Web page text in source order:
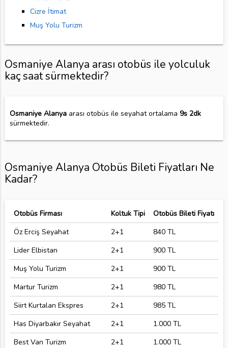
Cizre İtimat
Muş Yolu Turizm
Osmaniye Alanya arası otobüs ile yolculuk
kaç saat sürmektedir?
Osmaniye Alanyaarası otobüs ile seyahat ortalama 9s 2dk
sürmektedir.
Osmaniye Alanya Otobüs Bileti Fiyatları Ne
Kadar?
Otobüs Firması Koltuk Tipi
Otobüs Bileti Fiyatı
Öz Erciş Seyahat
2+1
840 TL
Lider Elbistan
2+1
900 TL
Muş Yolu Turizm
2+1
900 TL
Martur Turizm
2+1
980 TL
Siirt Kurtalan Ekspres
2+1
985 TL
Has Diyarbakır Seyahat
2+1
1.000 TL
Best Van Turizm
2+1
1.000 TL